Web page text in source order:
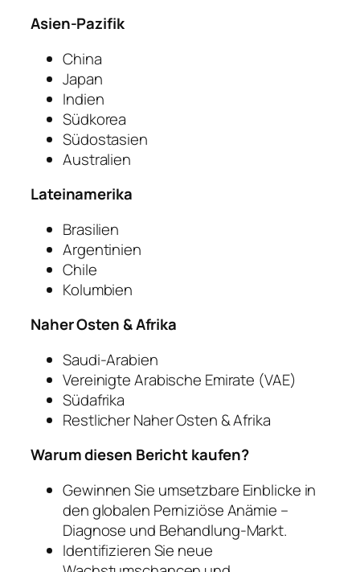
Asien-Pazifik
China
Japan
Indien
Südkorea
Südostasien
Australien
Lateinamerika
Brasilien
Argentinien
Chile
Kolumbien
Naher Osten & Afrika
Saudi-Arabien
Vereinigte Arabische Emirate (VAE)
Südafrika
Restlicher Naher Osten & Afrika
Warum diesen Bericht kaufen?
Gewinnen Sie umsetzbare Einblicke in
den globalen Perniziöse Anämie –
Diagnose und Behandlung-Markt.
Identifizieren Sie neue